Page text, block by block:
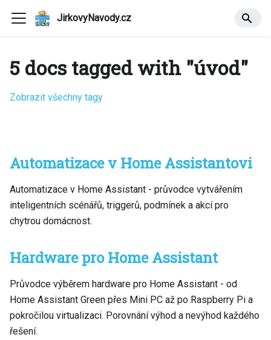
JirkovyNavody.cz
5 docs tagged with "úvod"
Zobrazit všechny tagy
Automatizace v Home Assistantovi
Automatizace v Home Assistant - průvodce vytvářením
inteligentních scénářů, triggerů, podmínek a akcí pro
chytrou domácnost.
Hardware pro Home Assistant
Průvodce výběrem hardware pro Home Assistant - od
Home Assistant Green přes Mini PC až po Raspberry Pi a
pokročilou virtualizaci. Porovnání výhod a nevýhod každého
řešení.